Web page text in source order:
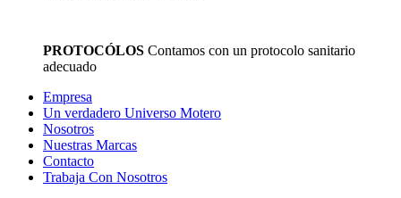
PROTOCÓLOS Contamos con un protocolo sanitario
adecuado
Empresa
Un verdadero Universo Motero
Nosotros
Nuestras Marcas
Contacto
Trabaja Con Nosotros